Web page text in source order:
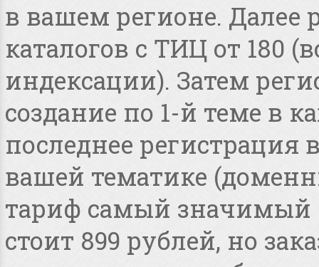
в вашем регионе. Далее
каталогов с ТИЦ от 180
индексации). Затем
создание по 1-й теме в
последнее регистрация
вашей тематике
тариф самый значимый
стоит 899 рублей, но